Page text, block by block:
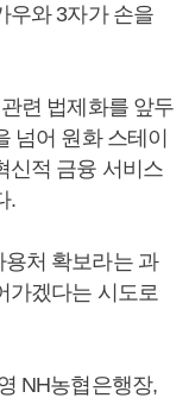
우와 3자가 손을
련 법제화를 앞두
넘어 원화 스테이
신적 금융 서비스
.
처 확보라는 과
가겠다는 시도로
NH농협은행장,